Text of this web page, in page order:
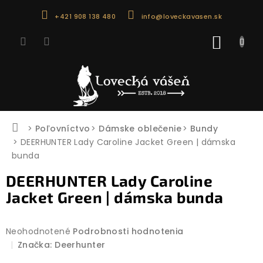
+421 908 138 480 info@loveckavasen.sk
Domov
Poľovníctvo Dámske oblečenie
Bundy
DEERHUNTER Lady Caroline Jacket Green | dámska
bunda
DEERHUNTER Lady Caroline
Jacket Green | dámska bunda
Priemerné
hodnotenie
Neohodnotené Podrobnosti hodnotenia
Značka: Deerhunter